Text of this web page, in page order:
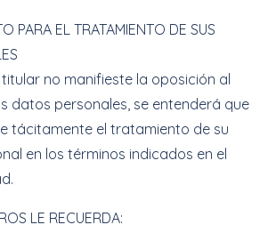
PARA EL TRATAMIENTO DE SUS
no manifieste la oposición al
datos personales, se entenderá que
tácitamente el tratamiento de su
en los términos indicados en el
LE RECUERDA: